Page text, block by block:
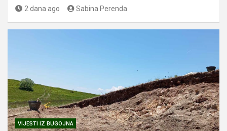
2 dana ago Sabina Perenda
VIJESTI IZ BUGOJNA